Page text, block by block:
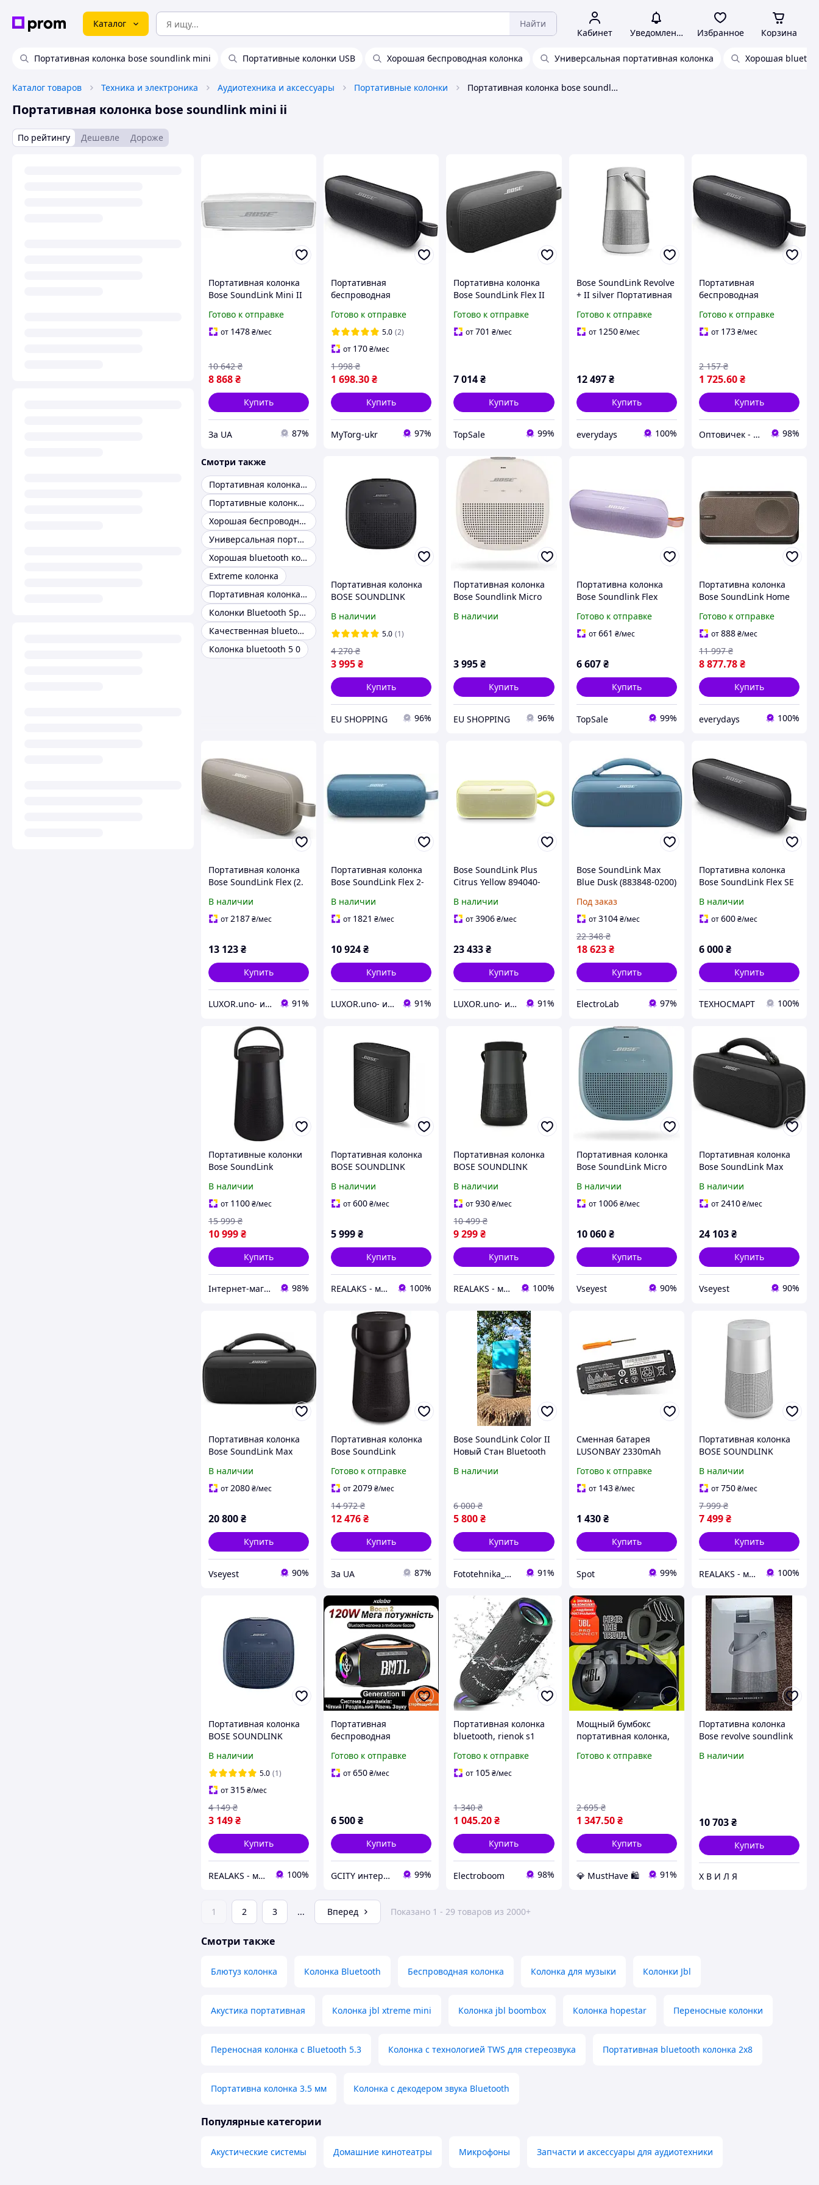
Каталог Найти
Кабинет Уведомления Избранное Корзина
Портативная колонка bose soundlink mini Портативные колонки USB Хорошая беспроводная колонка Универсальная портативная колонка Хорошая
Каталог товаров Техника и электроника Аудиотехника и аксессуары Портативные колонки Портативная колонка bose soundlink mini ii
Портативная колонка bose soundlink mini ii
По рейтингу Дешевле Дороже
Портативная колонка
Bose SoundLink Mini II
Готово к отправке
от 1478₴/мес
8 868₴
10 642 ₴
Купить
За UA 87%
Портативная
беспроводная
SoundLink Flex Чёрный
Готово к отправке
5.0 (2)
от 170₴/мес
1 698.30₴
1 998 ₴
Купить
MyTorg-ukr 97%
Портативна колонка
Bose SoundLink Flex II
Готово к отправке
от701 ₴/мес
7 014₴
Купить
TopSale 99%
Bose SoundLink Revolve
+ II silver Портативная
Нова!
Готово к отправке
от 1250 ₴/мес
12 497 ₴
Купить
everydays 100%
Портативная
беспроводная
SoundLink Flex Чёрный
Хіт продажу!
Готово к отправке
от 173₴/мес
1 725.60₴
2 157 ₴
Купить
Оптовичек - Одесса 98%
Смотри также
Портативная колонка bose soundlink mini
Портативные колонки USB
Хорошая беспроводная колонка
Универсальная портативная колонка
Хорошая bluetooth колонка
Extreme колонка
Портативная колонка bose soundlink revolve
Колонки Bluetooth Speaker
Качественная bluetooth колонка
Колонка bluetooth 5 0
Портативная колонка
BOSE SOUNDLINK
В наличии
5.0 (1)
3 995₴
4 270 ₴
Купить
EU SHOPPING 96%
Портативная колонка
Bose Soundlink Micro
В наличии
3 995₴
Купить
EU SHOPPING 96%
Портативна колонка
Bose Soundlink Flex
Chilled Lilac (865983-
0700)
Готово к отправке
от661 ₴/мес
6 607 ₴
Купить
TopSale 99%
Портативна колонка
Bose SoundLink Home
Готово к отправке
от888₴/мес
8 877.78₴
11 997 ₴
Купить
everydays 100%
Портативная колонка
Bose SoundLink Flex (2.
kolor: Piaskowy
В наличии
от 2187₴/мес
13 123₴
Купить
LUXOR.uno- интернет магазин 91%
Портативная колонка
Bose SoundLink Flex 2-
голубая
В наличии
от 1821 ₴/мес
10 924₴
Купить
LUXOR.uno- интернет магазин 91%
Bose SoundLink Plus
Citrus Yellow 894040-
колонка
В наличии
от3906₴/мес
23 433₴
Купить
LUXOR.uno- интернет магазин 91%
Bose SoundLink Max
Blue Dusk (883848-0200)
Под заказ
от3104 ₴/мес
18 623 ₴
22 348 ₴
Купить
ElectroLab 97%
Портативна колонка
Bose SoundLink Flex SE
Speaker
В наличии
от600₴/мес
6 000₴
Купить
ТЕХНОСМАРТ 100%
Портативные колонки
Bose SoundLink
speaker Triple Black
(858366-2110)
В наличии
от 1100₴/мес
10 999₴
15 999 ₴
Купить
Інтернет-магазин електроніки AmPart, смартфони, техніка, ноутбуки 98%
Портативная колонка
BOSE SOUNDLINK
В наличии
от600₴/мес
5 999₴
Купить
REALAKS - магазин мобильных аксессуаров и гаджетов 100%
Портативная колонка
BOSE SOUNDLINK
(чёрная)
В наличии
от930₴/мес
9 299₴
10 499 ₴
Купить
REALAKS - магазин мобильных аксессуаров и гаджетов 100%
Портативная колонка
Bose SoundLink Micro
В наличии
от 1006 ₴/мес
10 060 ₴
Купить
Vseyest 90%
Портативная колонка
Bose SoundLink Max
В наличии
от2410₴/мес
24 103₴
Купить
Vseyest 90%
Портативная колонка
Bose SoundLink Max
часов
В наличии
от2080₴/мес
20 800₴
Купить
Vseyest 90%
Портативная колонка
Bose SoundLink
speaker Triple Black
(858366-2110)
Готово к отправке
от2079₴/мес
12 476₴
14 972 ₴
Купить
За UA 87%
Bose SoundLink Color II
Новый Стан Bluetooth
В наличии
5 800₴
6 000 ₴
Купить
Fototehnika_Mykolaiv 91%
Сменная батарея
LUSONBAY 2330mAh
Soundlink Mini II
черная Li-ion 7.4V
Готово к отправке
от 143 ₴/мес
1 430 ₴
Купить
Spot 99%
Портативная колонка
BOSE SOUNDLINK
В наличии
от750₴/мес
7 499₴
7 999 ₴
Купить
REALAKS - магазин мобильных аксессуаров и гаджетов 100%
Портативная колонка
BOSE SOUNDLINK
В наличии
5.0 (1)
от315₴/мес
3 149₴
4 149 ₴
Купить
REALAKS - магазин мобильных аксессуаров и гаджетов 100%
Портативная
беспроводная
Xdobo BMTL Boom II
120W
Готово к отправке
от650₴/мес
6 500₴
Купить
GCITY интернет магазин 99%
Портативная колонка
bluetooth, rienok s1
Готово к отправке
от 105₴/мес
1 045.20₴
1 340 ₴
Купить
Electroboom 98%
Мощный бумбокс
портативная колонка,
та басом
Готово к отправке
1 347.50 ₴
2 695 ₴
Купить
💎 MustHave 🛍️ 91%
Портативна колонка
Bose revolve soundlink
В наличии
10 703₴
Купить
Х В И Л Я
1 2 3 ... Вперед Показано 1 - 29 товаров из 2000+
Смотри также
Блютуз колонка Колонка Bluetooth Беспроводная колонка Колонка для музыки Колонки Jbl
Акустика портативная Колонка jbl xtreme mini Колонка jbl boombox Колонка hopestar Переносные колонки
Переносная колонка с Bluetooth 5.3 Колонка с технологией TWS для стереозвука Портативная bluetooth колонка 2х8
Портативна колонка 3.5 мм Колонка с декодером звука Bluetooth
Популярные категории
Акустические системы Домашние кинотеатры Микрофоны Запчасти и аксессуары для аудиотехники